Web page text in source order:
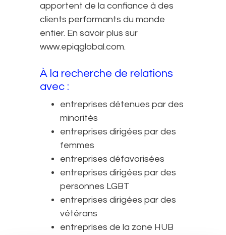
apportent de la confiance à des
clients performants du monde
entier. En savoir plus sur
www.epiqglobal.com.
À la recherche de relations
avec :
entreprises détenues par des
minorités
entreprises dirigées par des
femmes
entreprises défavorisées
entreprises dirigées par des
personnes LGBT
entreprises dirigées par des
vétérans
entreprises de la zone HUB